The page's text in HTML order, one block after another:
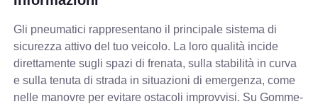
Gli pneumatici rappresentano il principale sistema di
sicurezza attivo del tuo veicolo. La loro qualità incide
direttamente sugli spazi di frenata, sulla stabilità in curva
e sulla tenuta di strada in situazioni di emergenza, come
nelle manovre per evitare ostacoli improvvisi. Su Gomme-